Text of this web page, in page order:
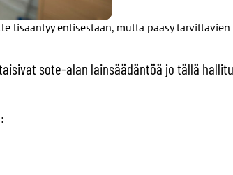
lisääntyy entisestään, mutta pääsy
sote-alan lainsäädäntöä jo tällä